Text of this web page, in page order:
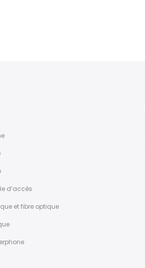
d’accès
et fibre optique